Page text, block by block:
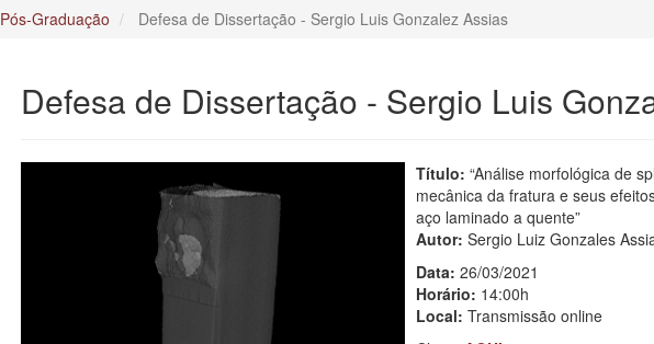
Pós-Graduação Defesa de Dissertação - Sergio Luis Gonzalez Assias
Defesa de Dissertação - Sergio Luis
Título: “Análise morfológica de
mecânica da fratura e seus
aço laminado a quente”
Autor: Sergio Luiz Gonzales
Data: 26/03/2021
Horário: 14:00h
Local: Transmissão online